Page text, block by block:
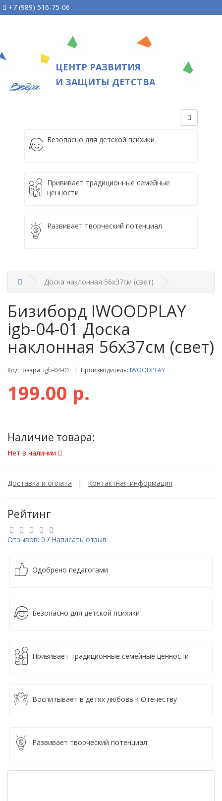
+7 (989) 516-75-06
ЦЕНТР РАЗВИТИЯ
И ЗАЩИТЫ ДЕТСТВА
Безопасно для детской психики
Прививает традиционные семейные
ценности
Развивает творческий потенциал
Доска наклонная 56х37см (свет)
Бизиборд IWOODPLAY
igb-04-01 Доска
наклонная 56х37см (свет)
Код товара: igb-04-01 | Производитель: IWOODPLAY
199.00 р.
Наличие товара:
Нет в наличии
Доставка и оплата | Контактная информация
Рейтинг
Отзывов: 0 / Написать отзыв
Одобрено педагогами
Безопасно для детской психики
Прививает традиционные семейные ценности
Воспитывает в детях любовь к Отечеству
Развивает творческий потенциал